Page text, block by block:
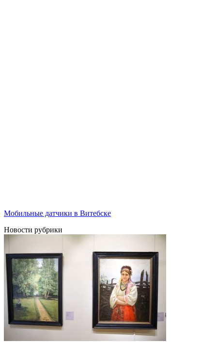
Мобильные датчики в Витебске
Новости рубрики